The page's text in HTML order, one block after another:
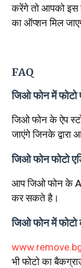
करेंगे तो आपको इस
का ऑप्शन मिल
FAQ
जिओ फोन में
जिओ फोन के ऐप
जाएंगे जिनके
जिओ फोन फोटो
आप जिओ फोन के
कर सकते है।
जिओ फोन में
भी फोटो का